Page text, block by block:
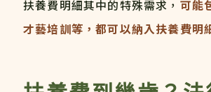
扶養費明細其中的特殊需求， 可能
才藝培訓等，都可以納入扶養費明